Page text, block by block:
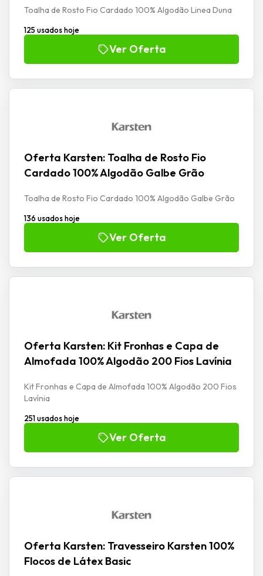
Toalha de Rosto Fio Cardado 100% Algodão Linea Duna
125 usados hoje
Ver Oferta
Oferta Karsten: Toalha de Rosto Fio
Cardado 100% Algodão Galbe Grão
Toalha de Rosto Fio Cardado 100% Algodão Galbe Grão
136 usados hoje
Ver Oferta
Oferta Karsten: Kit Fronhas e Capa de
Almofada 100% Algodão 200 Fios Lavínia
Kit Fronhas e Capa de Almofada 100% Algodão 200 Fios
Lavínia
251 usados hoje
Ver Oferta
Oferta Karsten: Travesseiro Karsten 100%
Flocos de Látex Basic